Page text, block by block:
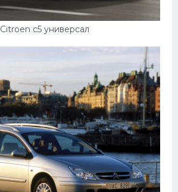
Citroen c5 универсал